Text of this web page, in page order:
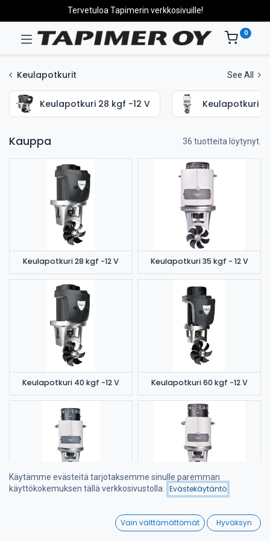
Suosituimmat
Wishlist
Tervetuloa Tapimerin verkkosivuille!
0
Keulapotkurit See All
Keulapotkuri 28 kgf -12 V Keulapotkuri
Kauppa 36 tuotteita löytynyt.
Keulapotkuri 28 kgf -12 V Keulapotkuri 35 kgf - 12 V
Keulapotkuri 40 kgf -12 V Keulapotkuri 60 kgf -12 V
Käytämme evästeitä tarjotaksemme sinulle paremman
käyttökokemuksen tällä verkkosivustolla.
Evästekäytäntö
Vain välttämättömät Hyväksyn